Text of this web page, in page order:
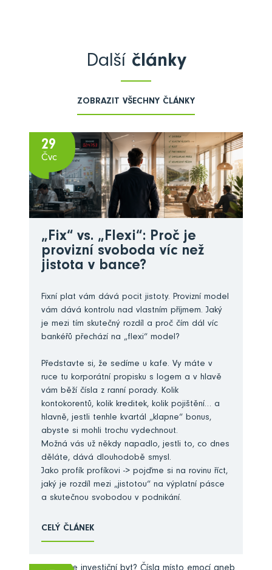
Další články
ZOBRAZIT VŠECHNY ČLÁNKY
29
Čvc
„Fix“ vs. „Flexi“: Proč je
provizní svoboda víc než
jistota v bance?
Fixní plat vám dává pocit jistoty. Provizní model
vám dává kontrolu nad vlastním příjmem. Jaký
je mezi tím skutečný rozdíl a proč čím dál víc
bankéřů přechází na „flexi“ model?
Představte si, že sedíme u kafe. Vy máte v
ruce tu korporátní propisku s logem a v hlavě
vám běží čísla z ranní porady. Kolik
kontokorentů, kolik kreditek, kolik pojištění… a
hlavně, jestli tenhle kvartál „klapne“ bonus,
abyste si mohli trochu vydechnout.
Možná vás už někdy napadlo, jestli to, co dnes
děláte, dává dlouhodobě smysl.
Jako profík profíkovi -> pojďme si na rovinu říct,
jaký je rozdíl mezi „jistotou“ na výplatní pásce
a skutečnou svobodou v podnikání.
CELÝ ČLÁNEK